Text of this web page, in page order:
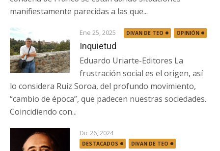
manifiestamente parecidas a las que...
Ene 25, 2025 DIVAN DE TEO OPINIÓN
Inquietud
Eduardo Uriarte-Editores La
frustración social es el origen, así
lo considera Ruiz Soroa, del profundo movimiento,
“cambio de época”, que padecen nuestras sociedades.
Coincidiendo con...
Dic 26, 2024
DESTACADOS DIVAN DE TEO